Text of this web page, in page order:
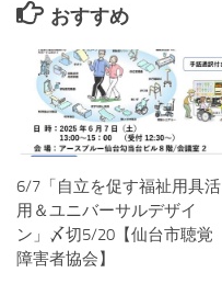
おすすめ
6/7「自立を促す福祉用具活
用＆ユニバーサルデザイ
ン」〆切5/20【仙台市聴覚
障害者協会】